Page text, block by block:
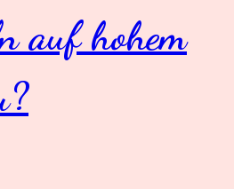
auf hohem